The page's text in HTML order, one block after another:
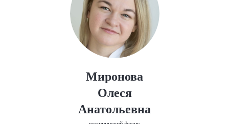
Миронова
Олеся
Анатольевна